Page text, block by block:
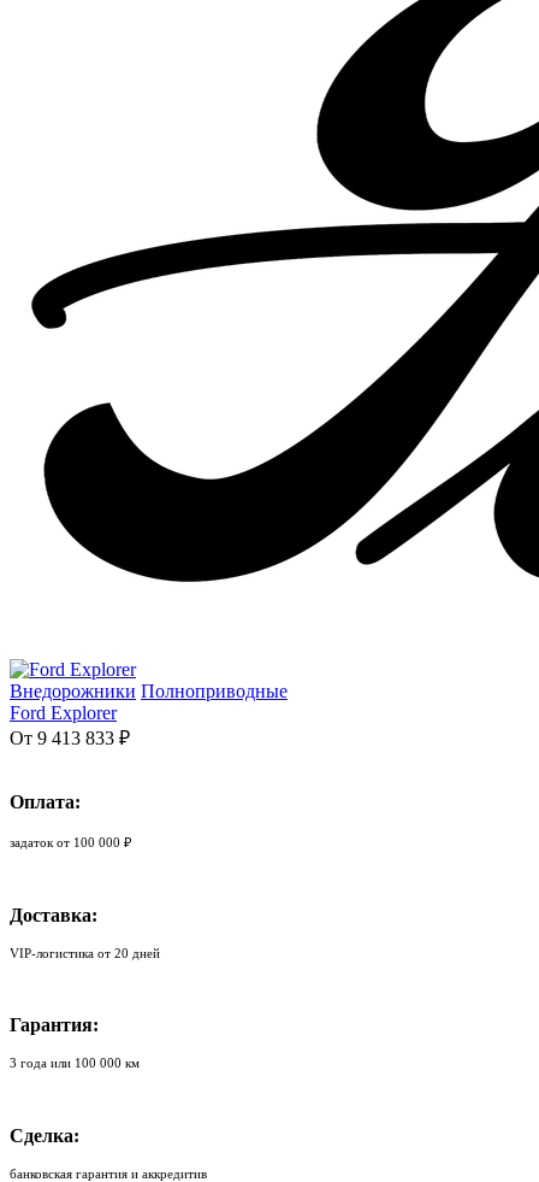
Внедорожники Полноприводные
Ford Explorer
От 9 413 833 ₽
Оплата:
задаток от 100 000 ₽
Доставка:
VIP-логистика от 20 дней
Гарантия:
3 года или 100 000 км
Сделка:
банковская гарантия и аккредитив